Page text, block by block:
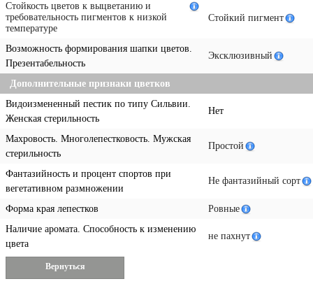
Стойкость цветов к выцветанию и
требовательность пигментов к низкой
температуре
Стойкий пигмент
Возможность формирования шапки цветов.
Презентабельность
Эксклюзивный
Дополнительные признаки цветков
Видоизмененный пестик по типу Сильвии.
Женская стерильность
Нет
Махровость. Многолепестковость. Мужская
стерильность
Простой
Фантазийность и процент спортов при
вегетативном размножении
Не фантазийный сорт
Форма края лепестков
Ровные
Наличие аромата. Способность к изменению
цвета
не пахнут
Вернуться